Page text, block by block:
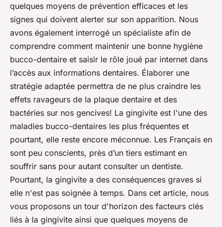
quelques moyens de prévention efficaces et les
signes qui doivent alerter sur son apparition. Nous
avons également interrogé un spécialiste afin de
comprendre comment maintenir une bonne hygiène
bucco-dentaire et saisir le rôle joué par internet dans
l’accès aux informations dentaires. Élaborer une
stratégie adaptée permettra de ne plus craindre les
effets ravageurs de la plaque dentaire et des
bactéries sur nos gencives! La gingivite est l'une des
maladies bucco-dentaires les plus fréquentes et
pourtant, elle reste encore méconnue. Les Français en
sont peu conscients, près d’un tiers estimant en
souffrir sans pour autant consulter un dentiste.
Pourtant, la gingivite a des conséquences graves si
elle n'est pas soignée à temps. Dans cet article, nous
vous proposons un tour d'horizon des facteurs clés
liés à la gingivite ainsi que quelques moyens de